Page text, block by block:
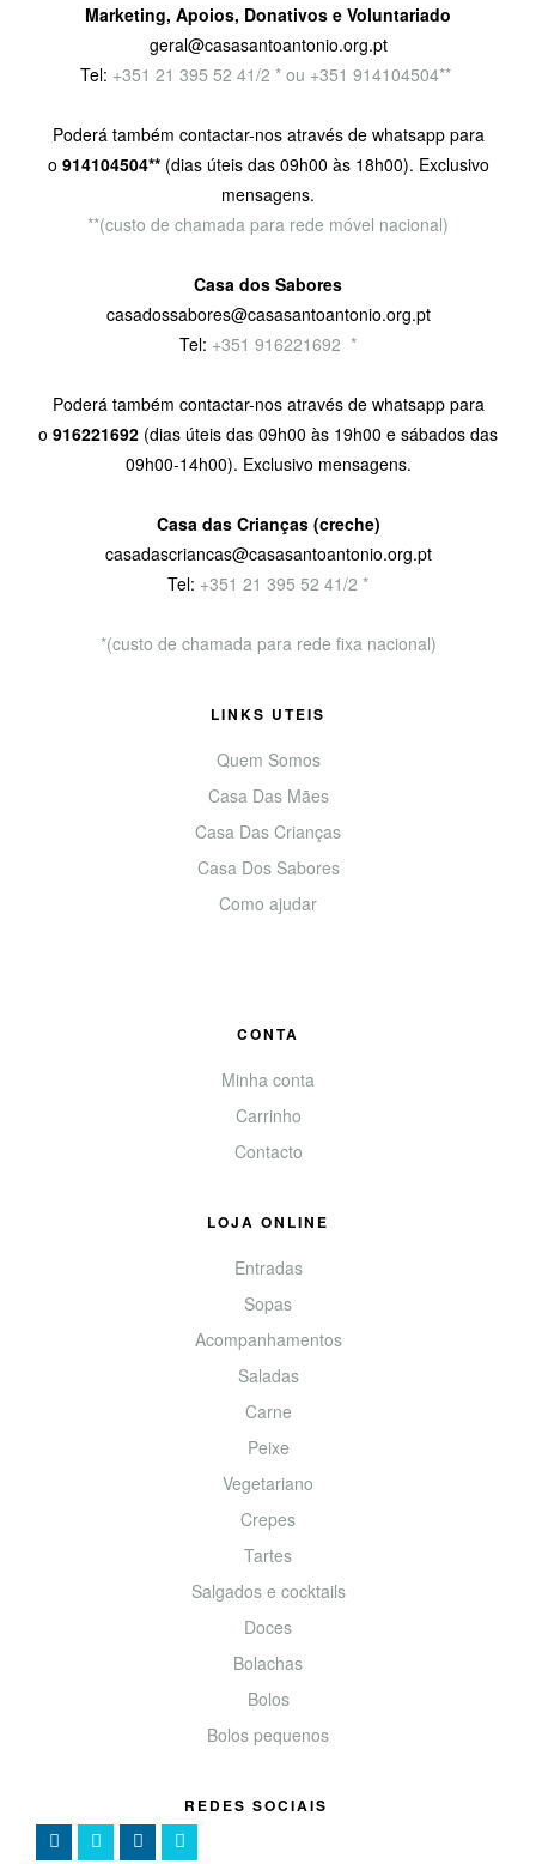
Marketing, Apoios, Donativos e Voluntariado
geral@casasantoantonio.org.pt
Tel: +351 21 395 52 41/2 * ou +351 914104504**
Poderá também contactar-nos através de whatsapp para
o 914104504** (dias úteis das 09h00 às 18h00). Exclusivo
mensagens.
**(custo de chamada para rede móvel nacional)
Casa dos Sabores
casadossabores@casasantoantonio.org.pt
Tel: +351 916221692 *
Poderá também contactar-nos através de whatsapp para
o 916221692 (dias úteis das 09h00 às 19h00 e sábados das
09h00-14h00). Exclusivo mensagens.
Casa das Crianças (creche)
casadascriancas@casasantoantonio.org.pt
Tel: +351 21 395 52 41/2 *
*(custo de chamada para rede fixa nacional)
LINKS UTEIS
Quem Somos
Casa Das Mães
Casa Das Crianças
Casa Dos Sabores
Como ajudar
CONTA
Minha conta
Carrinho
Contacto
LOJA ONLINE
Entradas
Sopas
Acompanhamentos
Saladas
Carne
Peixe
Vegetariano
Crepes
Tartes
Salgados e cocktails
Doces
Bolachas
Bolos
Bolos pequenos
REDES SOCIAIS